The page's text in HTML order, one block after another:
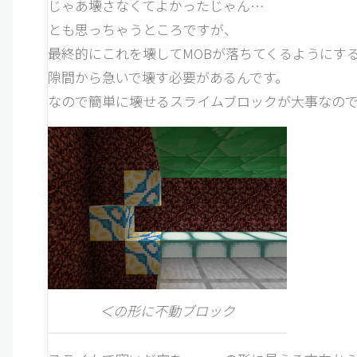
じゃあ壊さなくてよかったじゃん…
とも思っちゃうところですが、
最終的にこれを壊してMOBが落ちてくるようにす
隙間から急いで壊す必要があるんです。
なので簡単に壊せるスライムブロックが大事なので
＜の形に不動ブロック